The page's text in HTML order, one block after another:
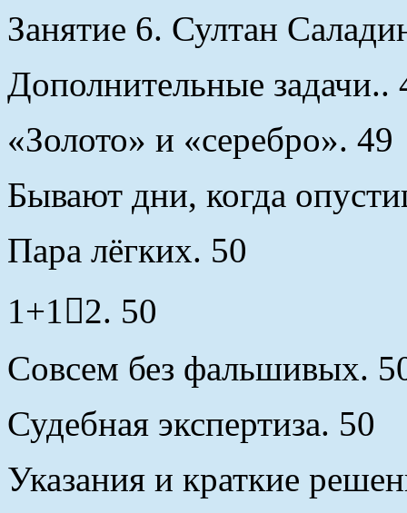
Занятие 6. Султан
Дополнительные задачи..
«Золото» и «серебро». 49
Бывают дни, когда
Пара лёгких. 50
1+12. 50
Совсем без фальшивых.
Судебная экспертиза. 50
Указания и краткие